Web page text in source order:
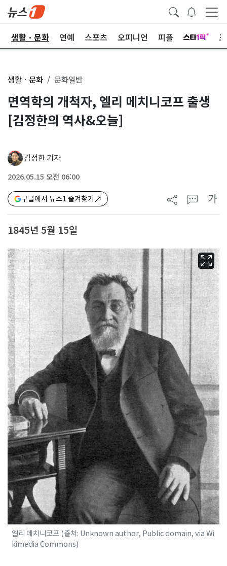
생활ㆍ문화 연예 스포츠 오피니언 피플
생활ㆍ문화 문화일반
면역학의 개척자, 엘리 메치니코프 출생
[김정한의 역사&오늘]
김정한 기자
2026.05.15 오전 06:00
구글에서 뉴스1 즐겨찾기 가
1845년 5월 15일
엘리 메치니코프 (출처: Unknown author, Public domain, via Wi
kimedia Commons)